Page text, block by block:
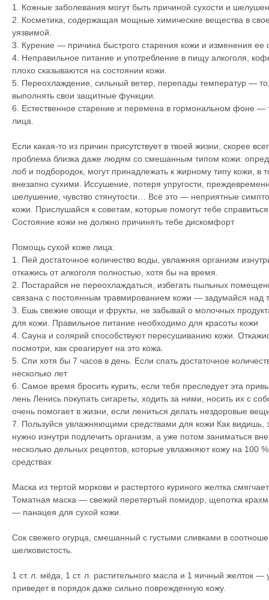
1. Кожные заболевания могут быть причиной сухости и
2. Косметика, содержащая мощные химические вещества в
уязвимой.
3. Курение — причина быстрого старения кожи и изменения ее
4. Неправильное питание и употребление в пищу алкоголя,
плохо сказываются на состоянии кожи.
5. Переохлаждение, сильный ветер, перепады температур —
выполнять свои защитные функции.
6. Естественное старение и перемена в гормональном фоне
лица.
Если какая-то из причин присутствует в твоей жизни, скорее
проблема близка даже людям со смешанным типом кожи:
лоб и подбородок, могут принадлежать к жирному типу кожи, в
внезапно сухими. Иссушение, потеря упругости,
шелушение, чувство стянутости… Всё это — неприятные
кожи. Прислушайся к советам, которые помогут тебе
Состояние кожи не должно причинять тебе дискомфорт
Помощь сухой коже лица:
1. Пей достаточное количество воды, увлажняя организм
откажись от алкоголя полностью, хотя бы на время.
2. Постарайся не переохлаждаться, избегать пыльных
связана с постоянным травмированием кожи — задумайся над
3. Ешь свежие овощи и фрукты, не забывай о молочных
для кожи. Правильное питание необходимо для красоты кожи
4. Сауна и солярий способствуют пересушиванию кожи.
посмотри, как среагирует на это кожа.
5. Спи хотя бы 7 часов в день. Если спать достаточное
несколько лет
6. Самое время бросить курить, если тебя преследует эта
лень Ленись покупать сигареты, ходить за ними, носить их с
очень помогает в жизни, если лениться делать нездоровые
7. Пользуйся увлажняющими средствами для кожи Как видишь,
нужно изнутри подлечить организм, а уже потом заниматься
несколько дельных рецептов, которые увлажняют кожу на 100
средствах
Маска из тертой моркови и растертого куриного желтка
Томатная маска — свежий перетертый помидор, щепотка
— панацея для сухой кожи.
Сок свежего огурца, смешанный с густыми сливками в
шелковистость.
1 ст. л. мёда, 1 ст. л. растительного масла и 1 яичный желток
приведет в порядок даже сильно поврежденную кожу.